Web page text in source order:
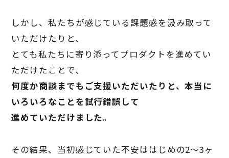
しかし、私たちが感じている課題感を汲み取って
いただけたりと、
とても私たちに寄り添ってプロダクトを進めてい
ただけたことで、
何度か商談までもご支援いただいたりと、本当に
いろいろなことを試行錯誤して
進めていただけました。
その結果、当初感じていた不安ははじめの2〜3ヶ